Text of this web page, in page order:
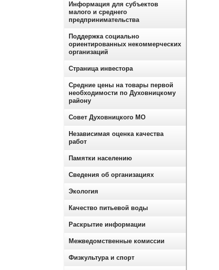
Информация для субъектов
малого и среднего
предпринимательства
Поддержка социально
ориентированных некоммерческих
организаций
Страница инвестора
Средние цены на товары первой
необходимости по Духовницкому
району
Совет Духовницкого МО
Независимая оценка качества
работ
Памятки населению
Сведения об организациях
Экология
Качество питьевой воды
Раскрытие информации
Межведомственные комиссии
Физкультура и спорт